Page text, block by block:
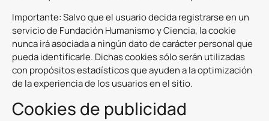
Importante: Salvo que el usuario decida registrarse en un
servicio de Fundación Humanismo y Ciencia, la cookie
nunca irá asociada a ningún dato de carácter personal que
pueda identificarle. Dichas cookies sólo serán utilizadas
con propósitos estadísticos que ayuden a la optimización
de la experiencia de los usuarios en el sitio.
Cookies de publicidad